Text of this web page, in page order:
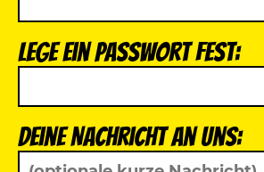
Lege ein Passwort fest:
Deine Nachricht an uns: